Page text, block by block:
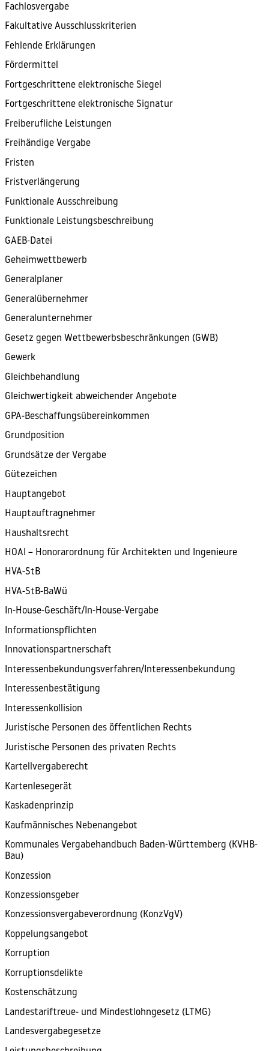
Fachlosvergabe
Fakultative Ausschlusskriterien
Fehlende Erklärungen
Fördermittel
Fortgeschrittene elektronische Siegel
Fortgeschrittene elektronische Signatur
Freiberufliche Leistungen
Freihändige Vergabe
Fristen
Fristverlängerung
Funktionale Ausschreibung
Funktionale Leistungsbeschreibung
GAEB-Datei
Geheimwettbewerb
Generalplaner
Generalübernehmer
Generalunternehmer
Gesetz gegen Wettbewerbsbeschränkungen (GWB)
Gewerk
Gleichbehandlung
Gleichwertigkeit abweichender Angebote
GPA-Beschaffungsübereinkommen
Grundposition
Grundsätze der Vergabe
Gütezeichen
Hauptangebot
Hauptauftragnehmer
Haushaltsrecht
HOAI – Honorarordnung für Architekten und Ingenieure
HVA-StB
HVA-StB-BaWü
In-House-Geschäft/In-House-Vergabe
Informationspflichten
Innovationspartnerschaft
Interessenbekundungsverfahren/Interessenbekundung
Interessenbestätigung
Interessenkollision
Juristische Personen des öffentlichen Rechts
Juristische Personen des privaten Rechts
Kartellvergaberecht
Kartenlesegerät
Kaskadenprinzip
Kaufmännisches Nebenangebot
Kommunales Vergabehandbuch Baden-Württemberg (KVHB-
Bau)
Konzession
Konzessionsgeber
Konzessionsvergabeverordnung (KonzVgV)
Koppelungsangebot
Korruption
Korruptionsdelikte
Kostenschätzung
Landestariftreue- und Mindestlohngesetz (LTMG)
Landesvergabegesetze